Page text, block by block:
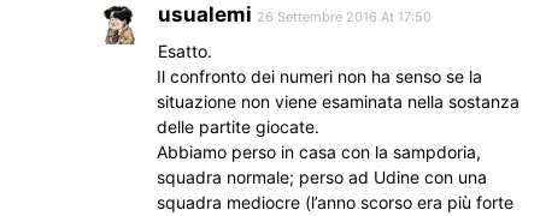
usualemi 26 Settembre 2016 At 17:50
Esatto.
Il confronto dei numeri non ha senso se la
situazione non viene esaminata nella sostanza
delle partite giocate.
Abbiamo perso in casa con la sampdoria,
squadra normale; perso ad Udine con una
squadra mediocre (l’anno scorso era più forte